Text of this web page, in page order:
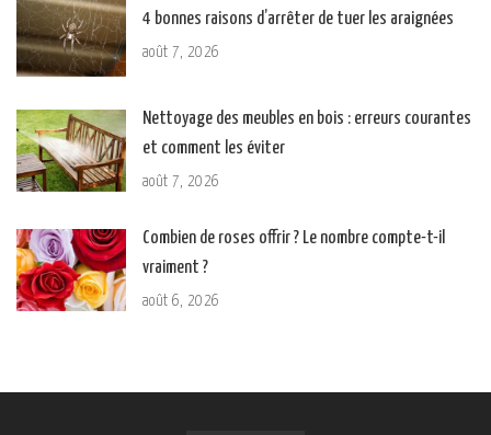
4 bonnes raisons d’arrêter de tuer les araignées
août 7, 2026
Nettoyage des meubles en bois : erreurs courantes
et comment les éviter
août 7, 2026
Combien de roses offrir ? Le nombre compte-t-il
vraiment ?
août 6, 2026